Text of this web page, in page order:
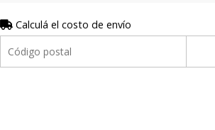
Calculá el costo de envío